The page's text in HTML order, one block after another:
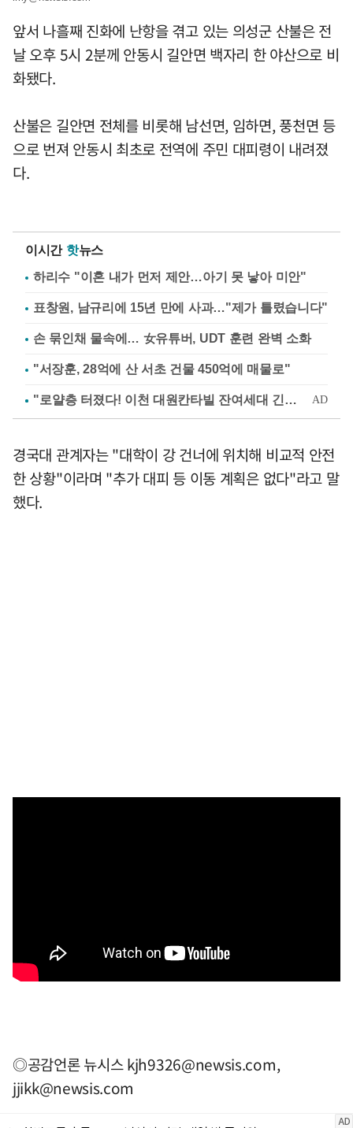
앞서 나흘째 진화에 난항을 겪고 있는 의성군 산불은 전
날 오후 5시 2분께 안동시 길안면 백자리 한 야산으로 비
화됐다.
산불은 길안면 전체를 비롯해 남선면, 임하면, 풍천면 등
으로 번져 안동시 최초로 전역에 주민 대피령이 내려졌
다.
이시간 핫뉴스
하리수 "이혼 내가 먼저 제안…아기 못 낳아 미안"
표창원, 남규리에 15년 만에 사과…"제가 틀렸습니다"
손 묶인채 물속에… 女유튜버, UDT 훈련 완벽 소화
"서장훈, 28억에 산 서초 건물 450억에 매물로"
경국대 관계자는 "대학이 강 건너에 위치해 비교적 안전
한 상황"이라며 "추가 대피 등 이동 계획은 없다"라고 말
했다.
◎공감언론 뉴시스kjh9326@newsis.com,
jjikk@newsis.com